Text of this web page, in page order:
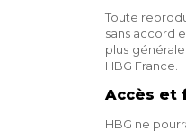
Toute
sans accord
plus
HBG France.
Accès et
HBG ne